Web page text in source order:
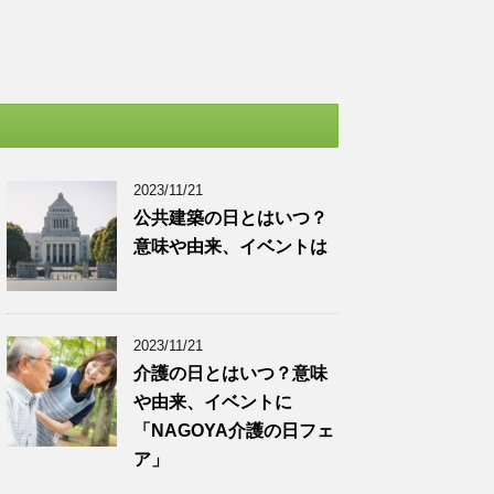
2023/11/21
公共建築の日とはいつ？
意味や由来、イベントは
2023/11/21
介護の日とはいつ？意味
や由来、イベントに
「NAGOYA介護の日フェ
ア」